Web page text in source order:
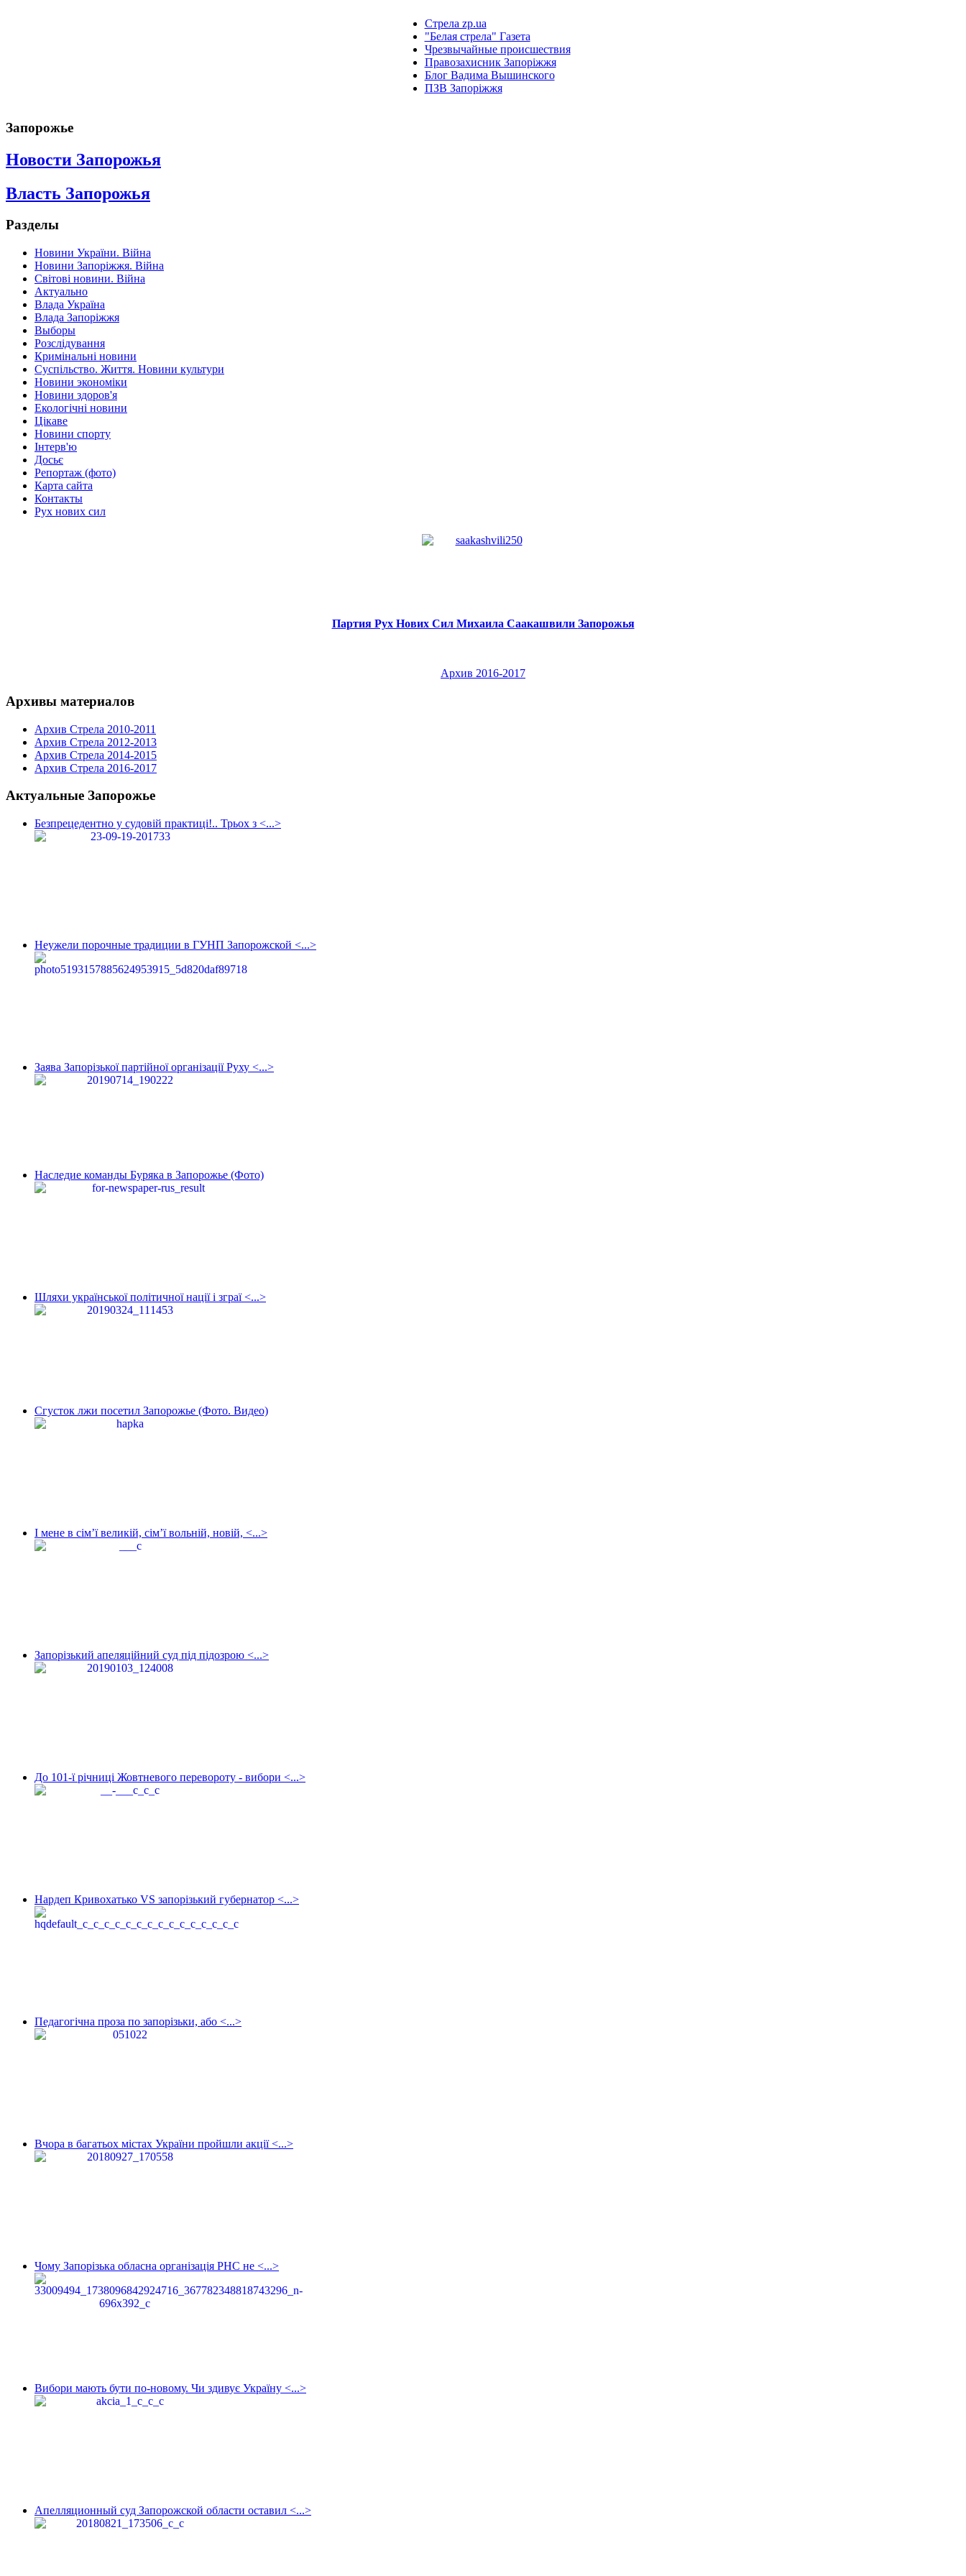
Стрела zp.ua
"Белая стрела" Газета
Чрезвычайные происшествия
Правозахисник Запоріжжя
Блог Вадима Вышинского
ПЗВ Запоріжжя
Запорожье
Новости Запорожья
Власть Запорожья
Разделы
Новини України. Війна
Новини Запоріжжя. Війна
Світові новини. Війна
Актуально
Влада Україна
Влада Запоріжжя
Выборы
Розслідування
Кримінальні новини
Суспільство. Життя. Новини культури
Новини экономіки
Новини здоров'я
Екологічні новини
Цікаве
Новини спорту
Інтерв'ю
Досьє
Репортаж (фото)
Карта сайта
Контакты
Рух нових сил
Партия Рух Нових Сил Михаила Саакашвили Запорожья
Архив 2016-2017
Архивы материалов
Архив Стрела 2010-2011
Архив Стрела 2012-2013
Архив Стрела 2014-2015
Архив Стрела 2016-2017
Актуальные Запорожье
Безпрецедентно у судовій практиці!.. Трьох з <...>
Неужели порочные традиции в ГУНП Запорожской <...>
Заява Запорізької партійної організації Руху <...>
Наследие команды Буряка в Запорожье (Фото)
Шляхи української політичної нації і зграї <...>
Сгусток лжи посетил Запорожье (Фото. Видео)
І мене в сім’ї великій, сім’ї вольній, новій, <...>
Запорізький апеляційний суд під підозрою <...>
До 101-ї річниці Жовтневого перевороту - вибори <...>
Нардеп Кривохатько VS запорізький губернатор <...>
Педагогічна проза по запорізьки, або <...>
Вчора в багатьох містах України пройшли акції <...>
Чому Запорізька обласна організація РНС не <...>
Вибори мають бути по-новому. Чи здивує Україну <...>
Апелляционный суд Запорожской области оставил <...>